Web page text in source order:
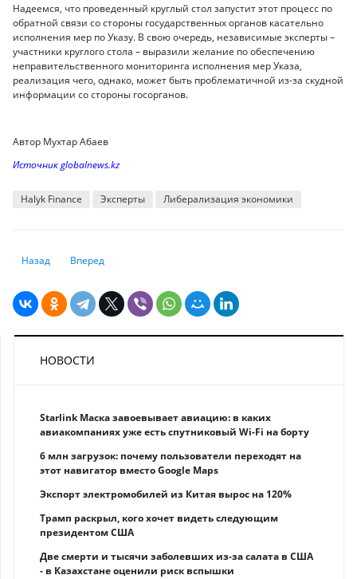
Надеемся, что проведенный круглый стол запустит этот процесс по
обратной связи со стороны государственных органов касательно
исполнения мер по Указу. В свою очередь, независимые эксперты –
участники круглого стола – выразили желание по обеспечению
неправительственного мониторинга исполнения мер Указа,
реализация чего, однако, может быть проблематичной из-за скудной
информации со стороны госорганов.
Автор Мухтар Абаев
Источник globalnews.kz
Halyk Finance Эксперты Либерализация экономики
Предыдущий: Ураганы сдувают экономику США
Назад Следующий: Глава Минэка назвал причины колебания
Вперед
НОВОСТИ
Starlink Маска завоевывает авиацию: в каких
авиакомпаниях уже есть спутниковый Wi-Fi на борту
6 млн загрузок: почему пользователи переходят на
этот навигатор вместо Google Maps
Экспорт электромобилей из Китая вырос на 120%
Трамп раскрыл, кого хочет видеть следующим
президентом США
Две смерти и тысячи заболевших из-за салата в США
- в Казахстане оценили риск вспышки